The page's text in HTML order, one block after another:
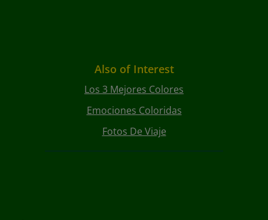
Also of Interest
Los 3 Mejores Colores
Emociones Coloridas
Fotos De Viaje